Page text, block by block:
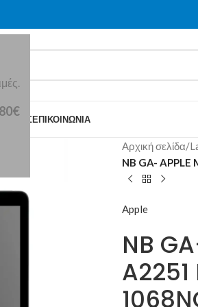
ΕΜΆΣΕΠΙΚΟΙΝΩΝΊΑ
Αρχική σελίδα/
NB GA-
Apple
NB
A2251